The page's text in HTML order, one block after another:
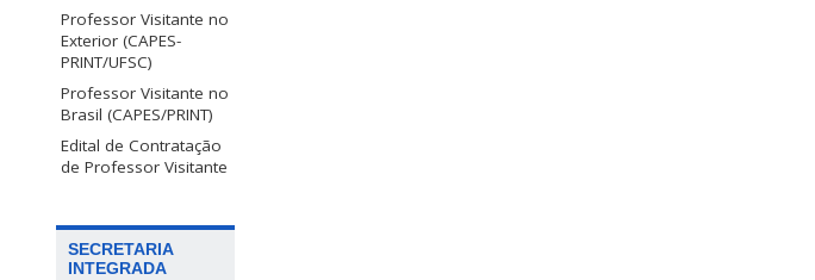
Professor Visitante no
Exterior (CAPES-
PRINT/UFSC)
Professor Visitante no
Brasil (CAPES/PRINT)
Edital de Contratação
de Professor Visitante
SECRETARIA
INTEGRADA